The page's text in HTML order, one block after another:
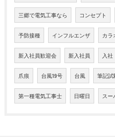
三郷で電気工事なら コンセプト
予防接種 インフルエンザ カラ
新入社員歓迎会 新入社員 入社
爪痕 台風19号 台風 筆記試
第一種電気工事士 日曜日 スー